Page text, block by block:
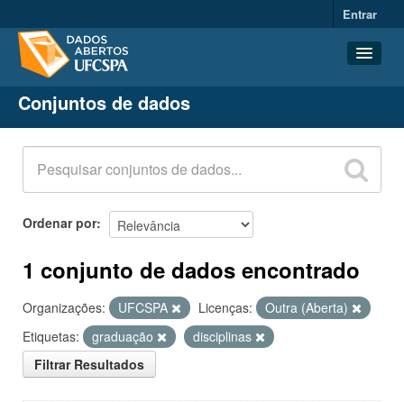
Entrar
Conjuntos de dados
Organizações
Grupos
Sobre
Conjuntos de dados
Ordenar por
1 conjunto de dados encontrado
Organizações: UFCSPA Licenças:
Outra (Aberta)
Etiquetas:
graduação
disciplinas
Filtrar Resultados